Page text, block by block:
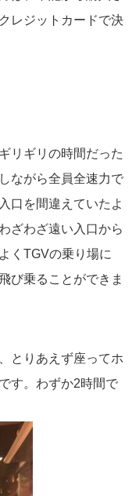
レジットカードで決
リギリの時間だった
ながら全員全速力で
口を間違えていたよ
ざわざ遠い入口から
くTGVの乗り場に
び乗ることができま
とりあえず座ってホ
す。わずか2時間で